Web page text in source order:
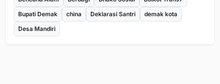
Bupati Demak
china Deklarasi Santri
demak kota
Desa Mandiri